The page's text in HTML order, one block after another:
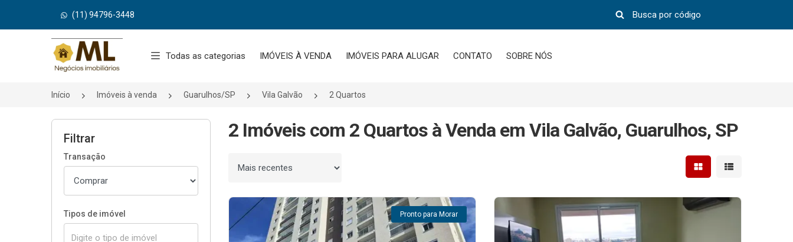
(11) 94796-3448
Página inicial
Todas as categorias IMÓVEIS À VENDA IMÓVEIS PARA ALUGAR CONTATO SOBRE NÓS
Início Imóveis à venda Guarulhos/SP Vila Galvão 2 Quartos
Filtrar
Transação
Tipos de imóvel
2 Imóveis com 2 Quartos à Venda em Vila Galvão, Guarulhos, SP
Ordenar por Mostrar resultados em
Mostrar
Pronto para Morar